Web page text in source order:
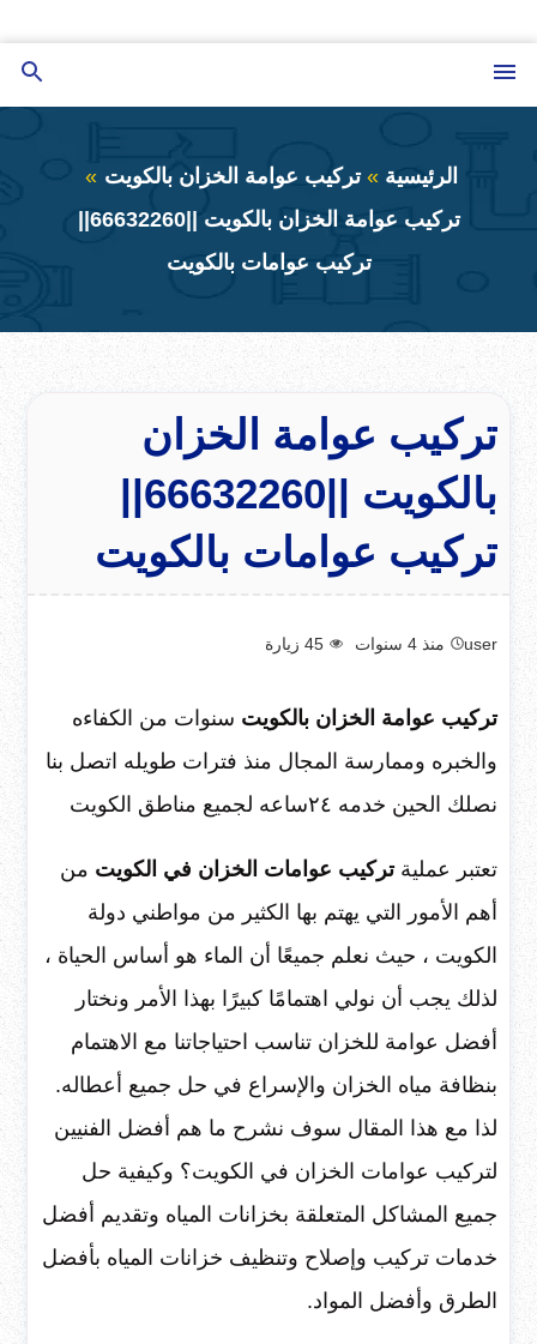
إلى
المحتوى
الرئيسية
تركيب عوامة الخزان بالكويت
تركيب عوامات بالكويت
تركيب عوامة الخزان
بالكويت ||66632260||
تركيب عوامات بالكويت
user منذ 4 سنوات 45 زيارة
تركيب عوامة الخزان بالكويت سنوات من الكفاءه
والخبره وممارسة المجال منذ فترات طويله اتصل بنا
نصلك الحين خدمه ٢٤ساعه لجميع مناطق الكويت
تعتبر عمليةتركيب عوامات الخزان في الكويت من
أهم الأمور التي يهتم بها الكثير من مواطني دولة
الكويت ، حيث نعلم جميعًا أن الماء هو أساس الحياة ،
لذلك يجب أن نولي اهتمامًا كبيرًا بهذا الأمر ونختار
أفضل عوامة للخزان تناسب احتياجاتنا مع الاهتمام
بنظافة مياه الخزان والإسراع في حل جميع أعطاله.
لذا مع هذا المقال سوف نشرح ما هم أفضل الفنيين
لتركيب عوامات الخزان في الكويت؟ وكيفية حل
جميع المشاكل المتعلقة بخزانات المياه وتقديم أفضل
خدمات تركيب وإصلاح وتنظيف خزانات المياه بأفضل
الطرق وأفضل المواد.